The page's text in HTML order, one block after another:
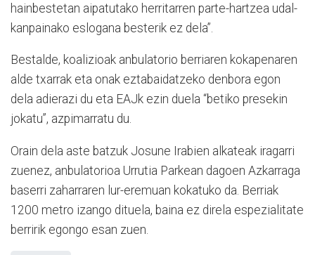
hainbestetan aipatutako herritarren parte-hartzea udal-
kanpainako eslogana besterik ez dela”.
Bestalde, koalizioak anbulatorio berriaren kokapenaren
alde txarrak eta onak eztabaidatzeko denbora egon
dela adierazi du eta EAJk ezin duela “betiko presekin
jokatu”, azpimarratu du.
Orain dela aste batzuk Josune Irabien alkateak iragarri
zuenez, anbulatorioa Urrutia Parkean dagoen Azkarraga
baserri zaharraren lur-eremuan kokatuko da. Berriak
1200 metro izango dituela, baina ez direla espezialitate
berririk egongo esan zuen.